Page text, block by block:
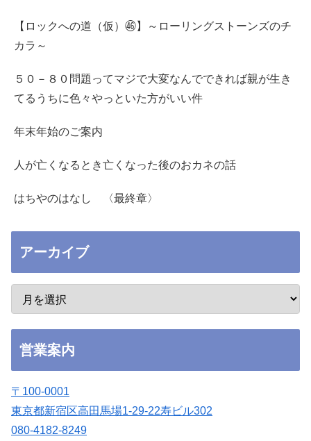
【ロックへの道（仮）㊻】～ローリングストーンズのチ
カラ～
５０－８０問題ってマジで大変なんでできれば親が生き
てるうちに色々やっといた方がいい件
年末年始のご案内
人が亡くなるとき亡くなった後のおカネの話
はちやのはなし 〈最終章〉
アーカイブ
営業案内
〒100-0001
東京都新宿区高田馬場1-29-22寿ビル302
080-4182-8249